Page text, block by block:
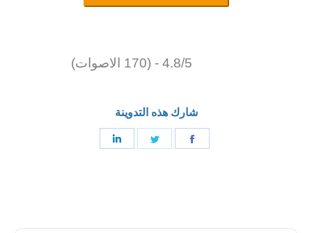
4.8/5 - (170 الاصوات)
شارك هذه التدوينة